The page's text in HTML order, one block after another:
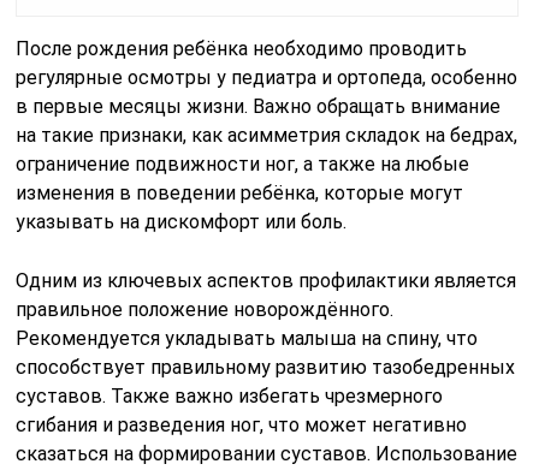
После рождения ребёнка необходимо проводить
регулярные осмотры у педиатра и ортопеда, особенно
в первые месяцы жизни. Важно обращать внимание
на такие признаки, как асимметрия складок на бедрах,
ограничение подвижности ног, а также на любые
изменения в поведении ребёнка, которые могут
указывать на дискомфорт или боль.
Одним из ключевых аспектов профилактики является
правильное положение новорождённого.
Рекомендуется укладывать малыша на спину, что
способствует правильному развитию тазобедренных
суставов. Также важно избегать чрезмерного
сгибания и разведения ног, что может негативно
сказаться на формировании суставов. Использование